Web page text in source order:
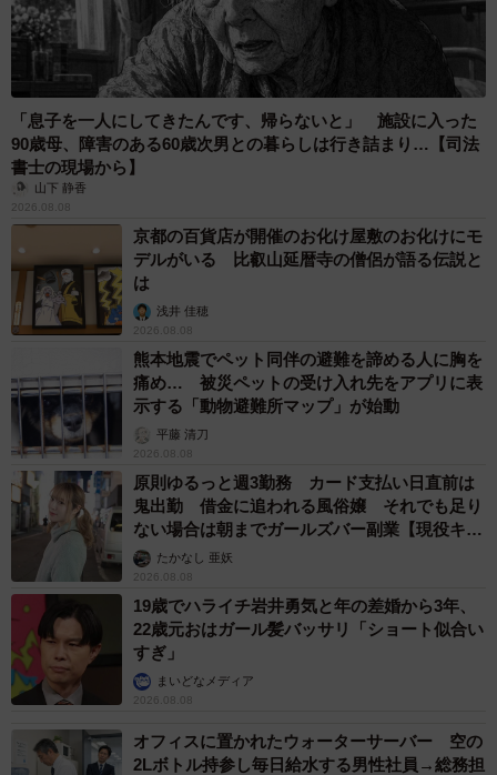
「息子を一人にしてきたんです、帰らないと」 施設に入った
90歳母、障害のある60歳次男との暮らしは行き詰まり…【司法
書士の現場から】
山下 静香
2026.08.08
京都の百貨店が開催のお化け屋敷のお化けにモ
デルがいる 比叡山延暦寺の僧侶が語る伝説と
は
浅井 佳穂
2026.08.08
熊本地震でペット同伴の避難を諦める人に胸を
痛め… 被災ペットの受け入れ先をアプリに表
示する「動物避難所マップ」が始動
平藤 清刀
2026.08.08
原則ゆるっと週3勤務 カード支払い日直前は
鬼出勤 借金に追われる風俗嬢 それでも足り
ない場合は朝までガールズバー副業【現役キャ
ストに取材】
たかなし 亜妖
2026.08.08
19歳でハライチ岩井勇気と年の差婚から3年、
22歳元おはガール髪バッサリ「ショート似合い
すぎ」
まいどなメディア
2026.08.08
オフィスに置かれたウォーターサーバー 空の
2Lボトル持参し毎日給水する男性社員→総務担